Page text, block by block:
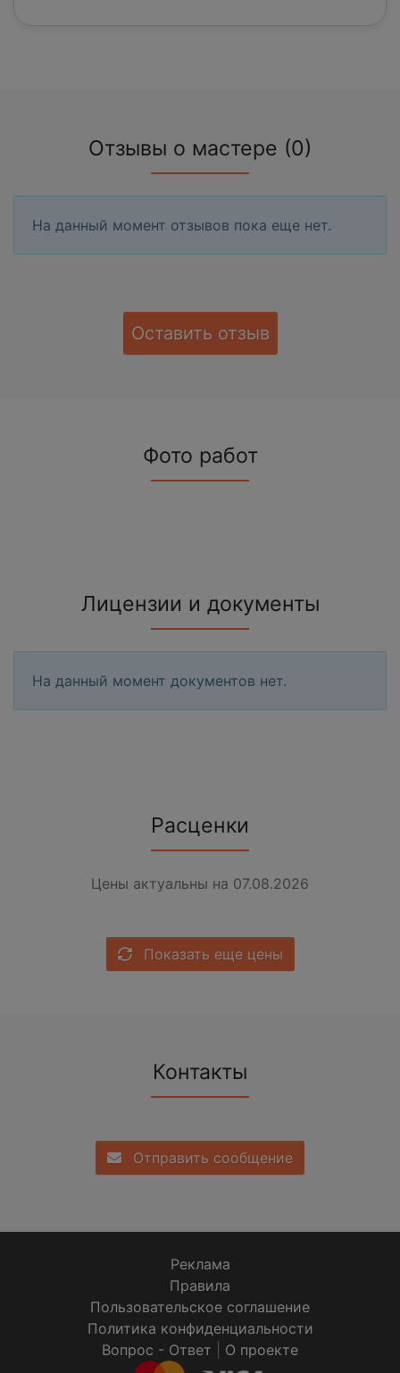
Отзывы о мастере (0)
На данный момент отзывов пока еще нет.
Оставить отзыв
Фото работ
Лицензии и документы
На данный момент документов нет.
Расценки
Цены актуальны на 07.08.2026
Показать еще цены
Контакты
Отправить сообщение
Реклама
Правила
Пользовательское соглашение
Политика конфиденциальности
Вопрос - Ответ
О проекте